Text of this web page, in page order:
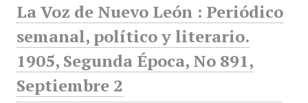
La Voz de Nuevo León : Periódico
semanal, político y literario.
1905, Segunda Época, No 891,
Septiembre 2